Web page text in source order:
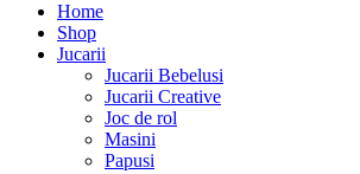
Home
Shop
Jucarii
Jucarii Bebelusi
Jucarii Creative
Joc de rol
Masini
Papusi